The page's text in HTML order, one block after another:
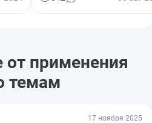
применения
темам
17 ноября 2025